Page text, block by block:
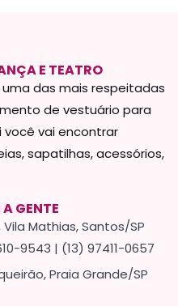
E TEATRO
das mais respeitadas
de vestuário para
você vai encontrar
sapatilhas, acessórios,
GENTE
Vila Mathias, Santos/SP
9543 | (13) 97411-0657
Praia Grande/SP